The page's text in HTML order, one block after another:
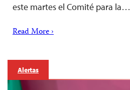
este martes el Comité para la…
Read More ›
Alertas